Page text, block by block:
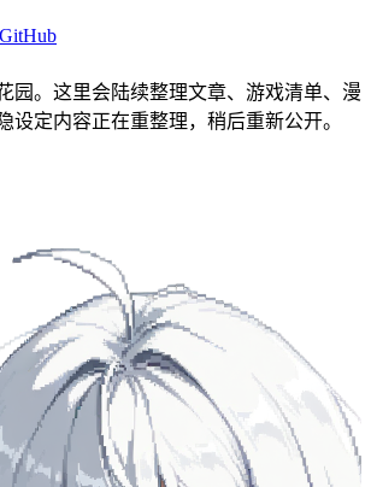
GitHub
园。这里会陆续整理文章、游戏清单、漫
设定内容正在重整理，稍后重新公开。